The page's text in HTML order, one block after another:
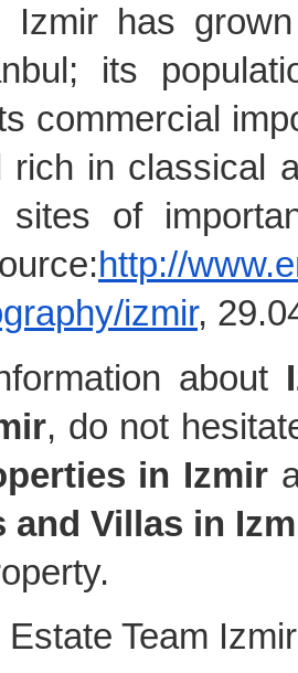
Izmir has
its
commercial
rich in classical
sites of
http://
izmir,
about
, do not
in Izmir
and Villas in
Team Izmir